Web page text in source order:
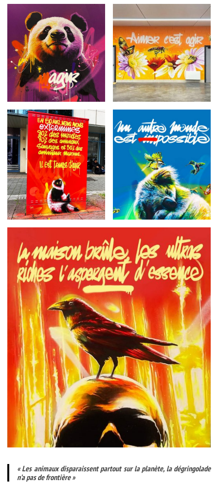
« Les animaux disparaissent partout sur la planète, la dégringolade
n’a pas de frontière »